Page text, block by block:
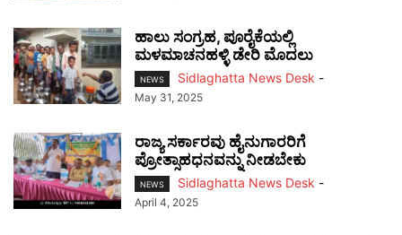
ಹಾಲು ಸಂಗ್ರಹ, ಪೂರೈಕೆಯಲ್ಲಿ
ಮಳಮಾಚನಹಳ್ಳಿ ಡೇರಿ ಮೊದಲು
NEWS Sidlaghatta News Desk -
May 31, 2025
ರಾಜ್ಯ ಸರ್ಕಾರವು ಹೈನುಗಾರರಿಗೆ
ಪ್ರೋತ್ಸಾಹಧನವನ್ನು ನೀಡಬೇಕು
NEWS Sidlaghatta News Desk -
April 4, 2025